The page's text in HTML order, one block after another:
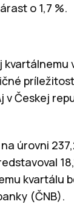
o 1,7 %.
v Českej
úrovni
kvartálu
(ČNB).